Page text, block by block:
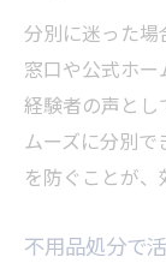
分別に迷った
窓口や公式ホー
経験者の声とし
ムーズに分別で
を防ぐことが、
不用品処分で